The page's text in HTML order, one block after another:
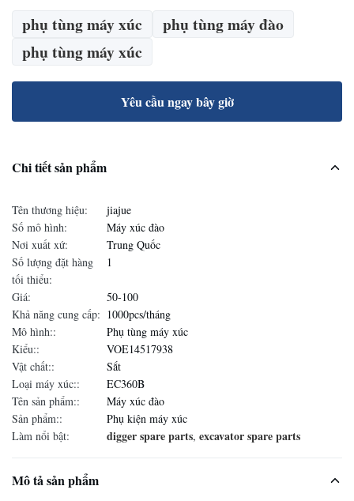
phụ tùng máy xúc
phụ tùng máy đào
phụ tùng máy xúc
Yêu cầu ngay bây giờ
Chi tiết sản phẩm
Tên thương hiệu:
jiajue
Số mô hình:
Máy xúc đào
Nơi xuất xứ:
Trung Quốc
Số lượng đặt hàng
tối thiểu:
1
Giá:
50-100
Khả năng cung cấp: 1000pcs/tháng
Mô hình::
Phụ tùng máy xúc
Kiểu::
VOE14517938
Vật chất::
Sắt
Loại máy xúc::
EC360B
Tên sản phẩm::
Máy xúc đào
Sản phẩm::
Phụ kiện máy xúc
Làm nổi bật:
digger spare parts, excavator spare parts
Mô tả sản phẩm